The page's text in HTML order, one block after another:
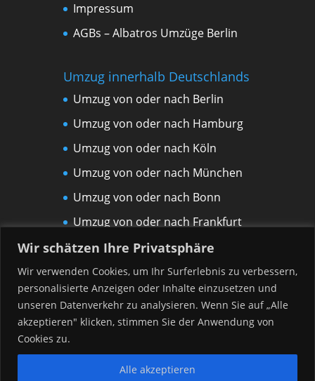
Wir schätzen Ihre Privatsphäre
Wir verwenden Cookies, um Ihr Surferlebnis zu verbessern,
personalisierte Anzeigen oder Inhalte einzusetzen und
unseren Datenverkehr zu analysieren. Wenn Sie auf „Alle
akzeptieren" klicken, stimmen Sie der Anwendung von
Cookies zu.
Alle akzeptieren
Impressum
AGBs – Albatros Umzüge Berlin
Umzug innerhalb Deutschlands
Umzug von oder nach Berlin
Umzug von oder nach Hamburg
Umzug von oder nach Köln
Umzug von oder nach München
Umzug von oder nach Bonn
Umzug von oder nach Frankfurt
am Main
Umzug von oder nach Leipzig
Umzug von oder nach Rostock
Umzug von oder nach Düsseldorf